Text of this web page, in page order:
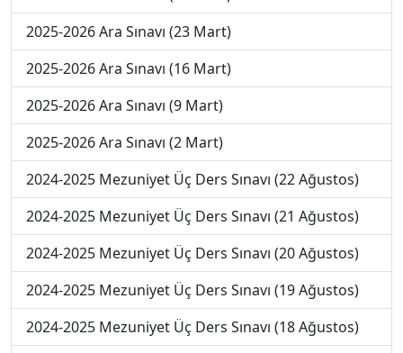
2025-2026 Ara Sınavı (23 Mart)
2025-2026 Ara Sınavı (16 Mart)
2025-2026 Ara Sınavı (9 Mart)
2025-2026 Ara Sınavı (2 Mart)
2024-2025 Mezuniyet Üç Ders Sınavı (22 Ağustos)
2024-2025 Mezuniyet Üç Ders Sınavı (21 Ağustos)
2024-2025 Mezuniyet Üç Ders Sınavı (20 Ağustos)
2024-2025 Mezuniyet Üç Ders Sınavı (19 Ağustos)
2024-2025 Mezuniyet Üç Ders Sınavı (18 Ağustos)